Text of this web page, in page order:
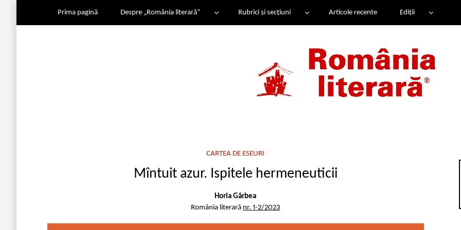
Prima pagină Despre „România literară” Rubrici și secțiuni Articole recente Ediții
CARTEA DE ESEURI
Mîntuit azur. Ispitele hermeneuticii
Horia Gârbea
România literară nr. 1-2/2023